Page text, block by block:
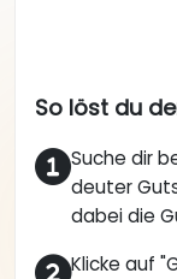
So löst du
Suche dir
deuter
dabei die
Klicke auf